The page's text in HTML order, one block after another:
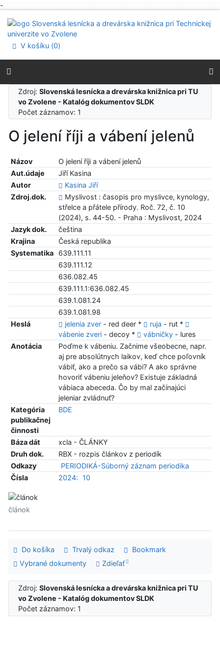
-
Prejsť na menu
Prehlásenie o webovej prístupnosti
V košíku (0)
Zdroj:Slovenská lesnícka a drevárska knižnica pri TU
vo Zvolene - Katalóg dokumentov SLDK
Počet záznamov: 1
O jelení říji a vábení jelenů
Názov
O jelení říji a vábení jelenů
Aut.údaje
Jiří Kasina
Autor
Kasina Jiří
Zdroj.dok.
Myslivost : časopis pro myslivce, kynology,
střelce a přátele přírody. Roč. 72, č. 10
(2024), s. 44-50. - Praha : Myslivost, 2024
Jazyk dok.
čeština
Krajina
Česká republika
Systematika
639.111.11
639.111.12
636.082.45
639.111.1:636.082.45
639.1.081.24
639.1.081.98
Heslá
jelenia zver- red deer * ruja - rut *
vábenie zveri- decoy * vábničky- lures
Anotácia
Poďme k vábeniu. Začnime všeobecne, napr.
aj pre absolútnych laikov, keď chce poľovník
vábiť, ako a prečo sa vábi? A ako správne
hovoriť vábeniu jeleňov? Existuje základná
vábiaca abeceda. Čo by mal začínajúci
jeleniar zvládnuť?
Kategória
publikačnej
činnosti
BDE
Báza dát
xcla - ČLÁNKY
Druh dok.
RBX - rozpis článkov z periodík
Odkazy
PERIODIKÁ-Súborný záznam periodika
Čísla
2024: 10
článok
Do košíka Trvalý odkaz
Bookmark
Vybrané dokumenty
Zdieľať
Zdroj:Slovenská lesnícka a drevárska knižnica pri TU
vo Zvolene - Katalóg dokumentov SLDK
Počet záznamov: 1